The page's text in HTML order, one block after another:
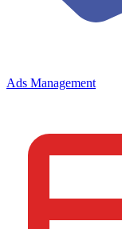
Ads Management